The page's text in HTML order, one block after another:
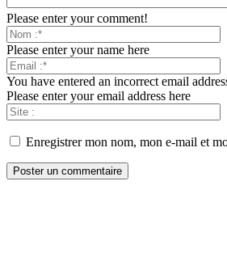
Please enter your comment!
Please enter your name here
You have entered an incorrect email
Please enter your email address here
Enregistrer mon nom, mon e-mail et